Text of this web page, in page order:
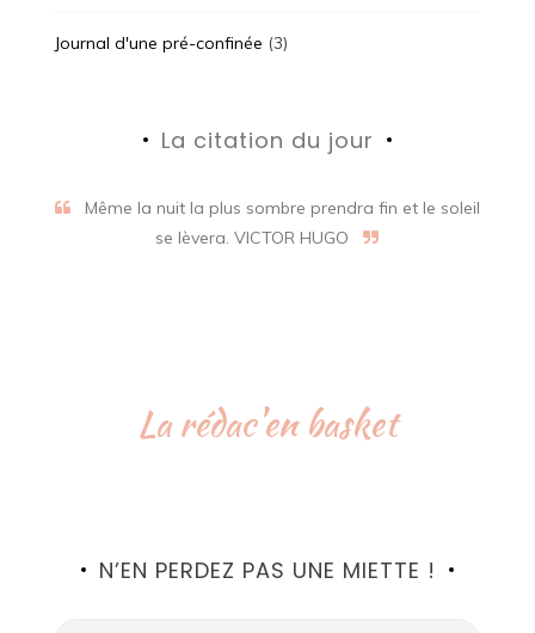
Journal d'une pré-confinée (3)
La citation du jour
Même la nuit la plus sombre prendra fin et le soleil
se lèvera. VICTOR HUGO
La rédac'en basket
N’EN PERDEZ PAS UNE MIETTE !